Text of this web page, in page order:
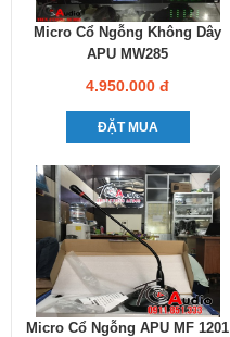
Micro Cổ Ngỗng Không Dây
APU MW285
4.950.000 đ
ĐẶT MUA
Micro Cổ Ngỗng APU MF 1201